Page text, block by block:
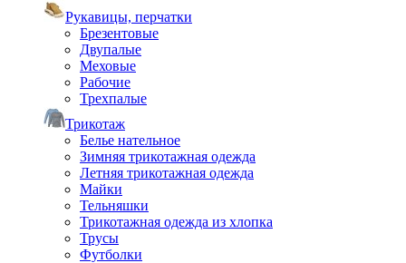
Рукавицы, перчатки
Брезентовые
Двупалые
Меховые
Рабочие
Трехпалые
Трикотаж
Белье нательное
Зимняя трикотажная одежда
Летняя трикотажная одежда
Майки
Тельняшки
Трикотажная одежда из хлопка
Трусы
Футболки